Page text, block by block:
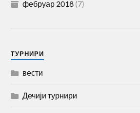
фебруар 2018 (7)
TУРНИРИ
вести
Дечији турнири